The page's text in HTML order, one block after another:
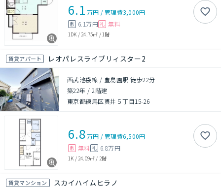
6.1 万円 /管理費3,000円
敷 6.1万円 礼 無料
1DK / 24.75㎡ / 1階
賃貸アパート レオパレスライブリィスター2
西武池袋線 / 豊島園駅 徒歩22分
築22年 /2階建
東京都練馬区貫井５丁目15-26
6.8万円 /管理費6,500円
敷 無料 礼 6.8万円
1K / 24.09㎡ / 2階
賃貸マンション スカイハイムヒラノ